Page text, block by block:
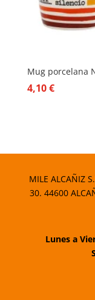
Mug porcelana
4,10€
MILE ALCAÑIZ
30. 44600
Lunes a